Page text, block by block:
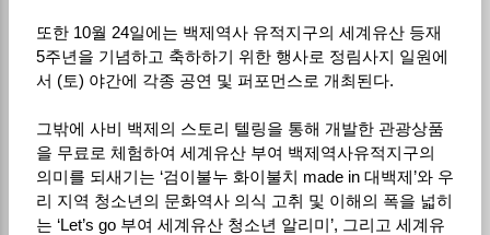
또한 10월 24일에는 백제역사 유적지구의 세계유산 등재
5주년을 기념하고 축하하기 위한 행사로 정림사지 일원에
서 (토) 야간에 각종 공연 및 퍼포먼스로 개최된다.
그밖에 사비 백제의 스토리 텔링을 통해 개발한 관광상품
을 무료로 체험하여 세계유산 부여 백제역사유적지구의
의미를 되새기는 ‘검이불누 화이불치 made in 대백제’와 우
리 지역 청소년의 문화역사 의식 고취 및 이해의 폭을 넓히
는 ‘Let’s go 부여 세계유산 청소년 알리미’, 그리고 세계유